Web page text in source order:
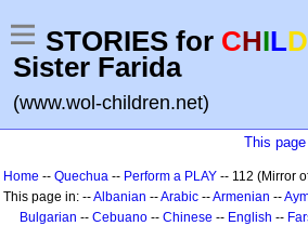
STORIES for CHILD
Sister Farida
(www.wol-children.net)
This
Home -- Quechua -- Perform a PLAY -- 112 (Mirror
This page in: --Albanian --Arabic --Armenian --
Bulgarian -- Cebuano -- Chinese -- English --